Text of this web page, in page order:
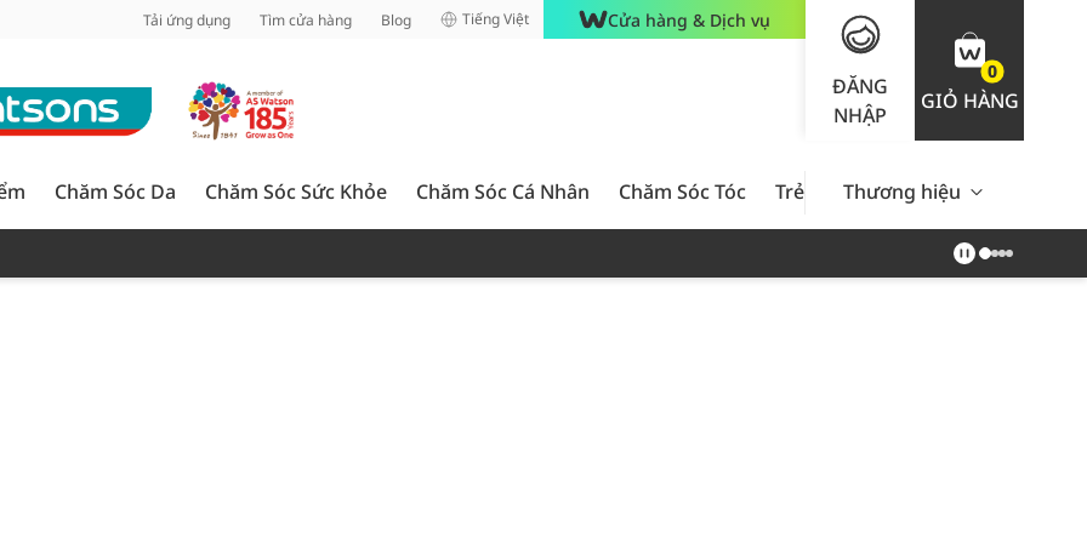
Tải ứng dụng Tìm cửa hàng Blog Tiếng Việt Cửa hàng & Dịch vụ
ĐĂNG
NHẬP
0
GIỎ HÀNG
Chăm Sóc Da Chăm Sóc Sức Khỏe Chăm Sóc Cá Nhân Chăm Sóc Tóc Trẻ Em Nam Giới Chăm Sóc
Thương hiệu